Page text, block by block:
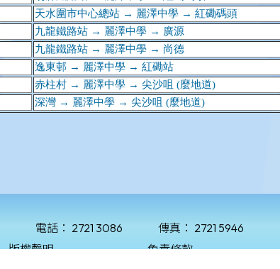
電話： 2721 3086 傳真： 2721 5946
版權聲明 免責條款